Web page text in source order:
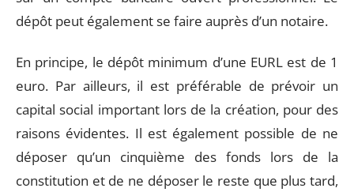
dépôt peut également se faire auprès d’un notaire.
En principe, le dépôt minimum d’une EURL est de 1
euro. Par ailleurs, il est préférable de prévoir un
capital social important lors de la création, pour des
raisons évidentes. Il est également possible de ne
déposer qu’un cinquième des fonds lors de la
constitution et de ne déposer le reste que plus tard,